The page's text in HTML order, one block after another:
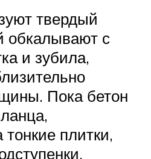
твердый
обкалывают с
и зубила,
Пока бетон
тонкие плитки,